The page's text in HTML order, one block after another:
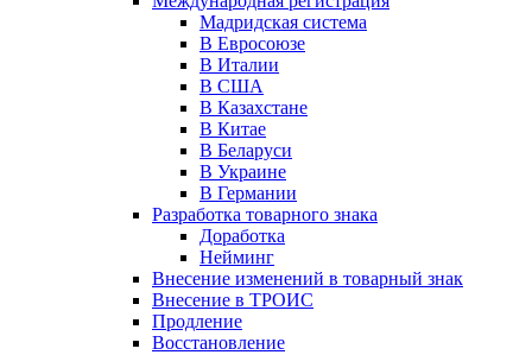
Мадридская система
В Евросоюзе
В Италии
В США
В Казахстане
В Китае
В Беларуси
В Украине
В Германии
Разработка товарного знака
Доработка
Нейминг
Внесение изменений в товарный знак
Внесение в ТРОИС
Продление
Восстановление